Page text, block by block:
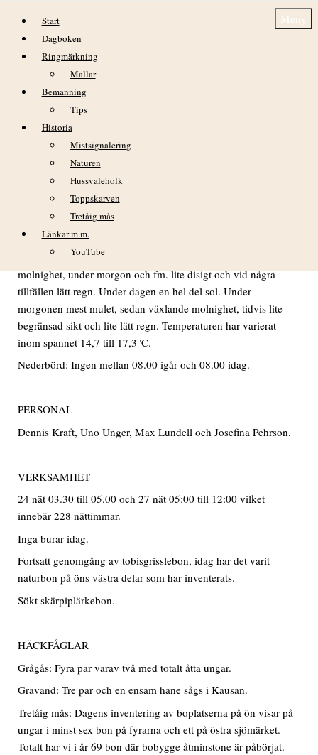
Hoppa till innehåll Meny
Start
Dagboken
Ringmärkning
Mallar
Bemanning
Tips
Historia
Mistsignalering
Naturen
Hussvaleholk
Toppskarven
Tretåig mås
Länkar m.m.
YouTube
Dagbok Nidingens Fågelstation – måndag 8
juni 2026
VÄDER
Svaga till måttliga vindar, under natten växlande, under
morgonen NV och V och på em. SV till S. Växlande
molnighet, under morgon och fm. lite disigt och vid några
tillfällen lätt regn. Under dagen en hel del sol. Under
morgonen mest mulet, sedan växlande molnighet, tidvis lite
begränsad sikt och lite lätt regn. Temperaturen har varierat
inom spannet 14,7 till 17,3°C.
Nederbörd: Ingen mellan 08.00 igår och 08.00 idag.
PERSONAL
Dennis Kraft, Uno Unger, Max Lundell och Josefina Pehrson.
VERKSAMHET
24 nät 03.30 till 05.00 och 27 nät 05:00 till 12:00 vilket
innebär 228 nättimmar.
Inga burar idag.
Fortsatt genomgång av tobisgrisslebon, idag har det varit
naturbon på öns västra delar som har inventerats.
Sökt skärpiplärkebon.
HÄCKFÅGLAR
Grågås: Fyra par varav två med totalt åtta ungar.
Gravand: Tre par och en ensam hane sågs i Kausan.
Tretåig mås: Dagens inventering av boplatserna på ön visar på
ungar i minst sex bon på fyrarna och ett på östra sjömärket.
Totalt har vi i år 69 bon där bobygge åtminstone är påbörjat.